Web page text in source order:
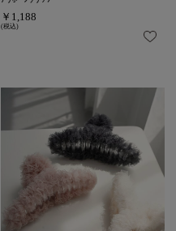
￥1,188
(税込)